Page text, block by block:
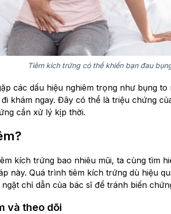
Tiêm kích trứng có thể khiến bạn đau
các dấu hiệu nghiêm trọng như bụng
khám ngay. Đây có thể là triệu chứng
cần xử lý kịp thời.
kích trứng bao nhiêu mũi, ta cùng tìm
này. Quá trình tiêm kích trứng dù hiệu
chỉ dẫn của bác sĩ để tránh biến
và theo dõi